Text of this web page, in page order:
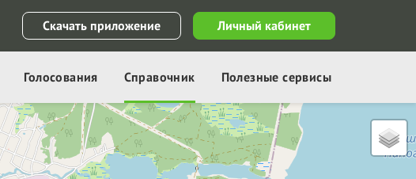
Скачать приложение Личный кабинет
Голосования Справочник Полезные сервисы